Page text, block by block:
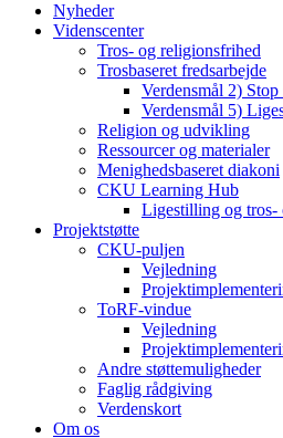
Nyheder
Videnscenter
Tros- og religionsfrihed
Trosbaseret fredsarbejde
Verdensmål 2) Stop
Verdensmål 5)
Religion og udvikling
Ressourcer og materialer
Menighedsbaseret diakoni
CKU Learning Hub
Ligestilling og tros-
Projektstøtte
CKU-puljen
Vejledning
ToRF-vindue
Vejledning
Andre støttemuligheder
Faglig rådgiving
Verdenskort
Om os